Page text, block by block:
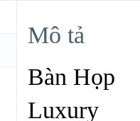
Mô tả
Bàn Họp
Luxury